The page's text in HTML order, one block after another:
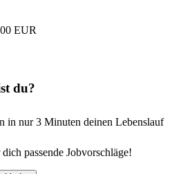
EUR
du?
in nur 3 Minuten deinen Lebenslauf
passende Jobvorschläge!